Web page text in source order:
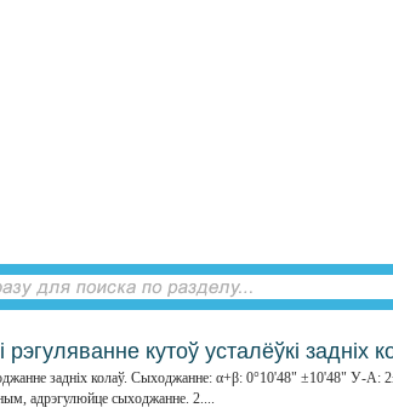
рэгуляванне кутоў усталёўкі задніх
задніх колаў. Сыходжанне: α+β: 0°10'48" ±10'48" У-А:
адрэгулюйце сыходжанне. 2....